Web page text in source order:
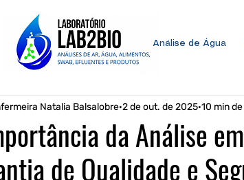
Análise de Água
da Análise
de Qualidade e
Natalia Balsalobre 2 de out. de 2025 10 min